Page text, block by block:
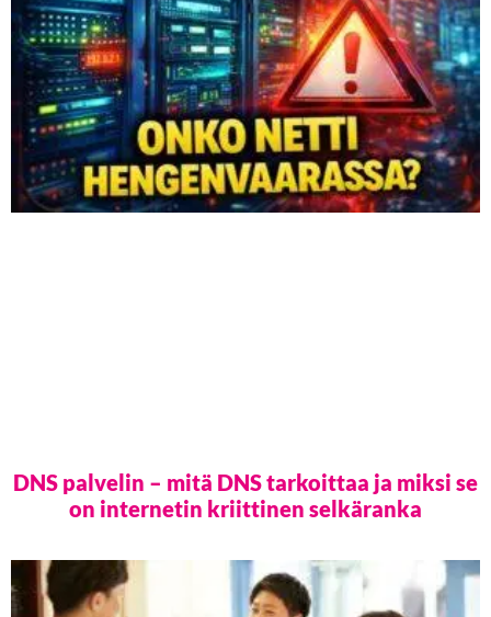
DNS palvelin – mitä DNS tarkoittaa ja miksi se
on internetin kriittinen selkäranka